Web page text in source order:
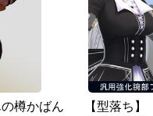
樽かばん
【型落ち